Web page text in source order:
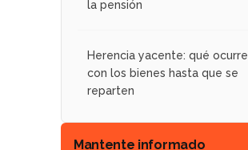
la pensión
Herencia yacente: qué ocurre
con los bienes hasta que se
reparten
Mantente informado